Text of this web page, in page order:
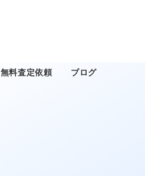
無料査定依頼 ブログ